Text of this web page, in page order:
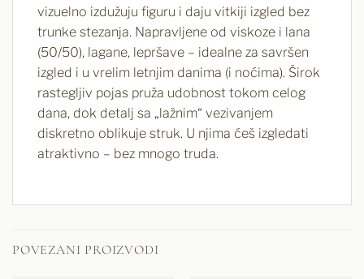
vizuelno izdužuju figuru i daju vitkiji izgled bez
trunke stezanja. Napravljene od viskoze i lana
(50/50), lagane, lepršave – idealne za savršen
izgled i u vrelim letnjim danima (i noćima). Širok
rastegljiv pojas pruža udobnost tokom celog
dana, dok detalj sa „lažnim“ vezivanjem
diskretno oblikuje struk. U njima ćeš izgledati
atraktivno – bez mnogo truda.
POVEZANI PROIZVODI